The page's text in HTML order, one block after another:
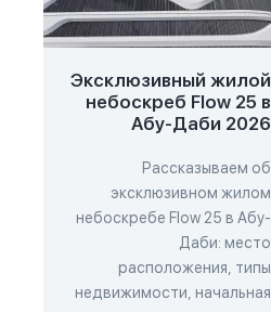
Эксклюзивный жилой
небоскреб Flow 25 в
Абу-Даби 2026
Рассказываем об
эксклюзивном жилом
небоскребе Flow 25 в Абу-
Даби: место
расположения, типы
недвижимости, начальная